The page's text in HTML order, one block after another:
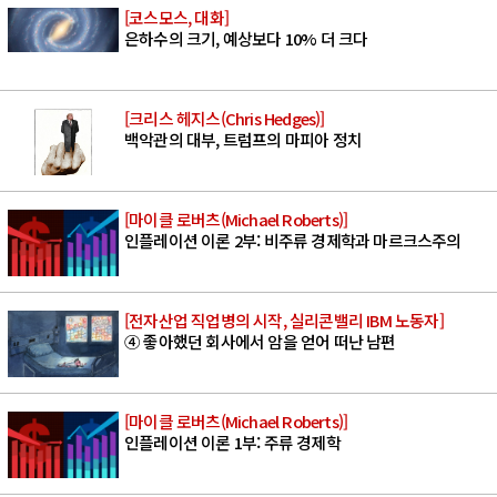
[코스모스, 대화]
은하수의 크기, 예상보다 10% 더 크다
[크리스 헤지스(Chris Hedges)]
백악관의 대부, 트럼프의 마피아 정치
[마이클 로버츠(Michael Roberts)]
인플레이션 이론 2부: 비주류 경제학과 마르크스주의
[전자산업 직업병의 시작, 실리콘밸리 IBM 노동자]
④ 좋아했던 회사에서 암을 얻어 떠난 남편
[마이클 로버츠(Michael Roberts)]
인플레이션 이론 1부: 주류 경제학